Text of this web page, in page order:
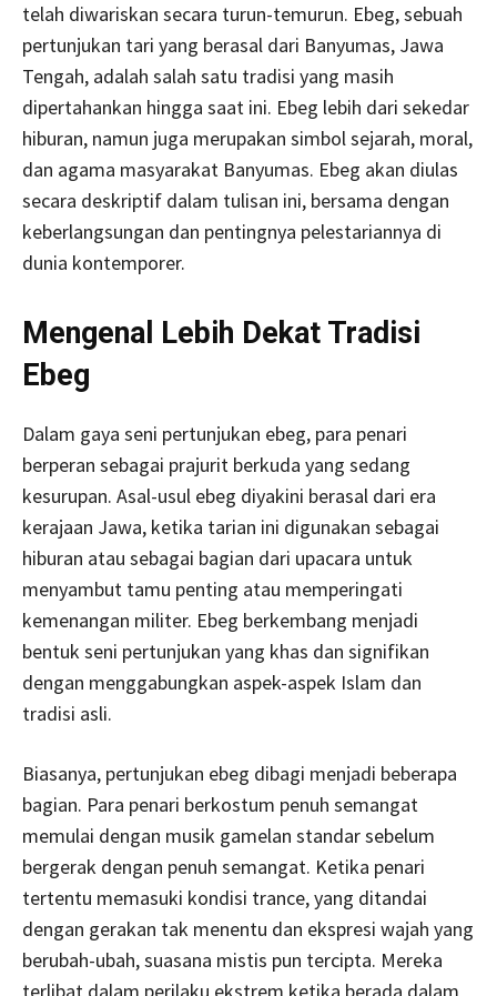
telah diwariskan secara turun-temurun. Ebeg, sebuah
pertunjukan tari yang berasal dari Banyumas, Jawa
Tengah, adalah salah satu tradisi yang masih
dipertahankan hingga saat ini. Ebeg lebih dari sekedar
hiburan, namun juga merupakan simbol sejarah, moral,
dan agama masyarakat Banyumas. Ebeg akan diulas
secara deskriptif dalam tulisan ini, bersama dengan
keberlangsungan dan pentingnya pelestariannya di
dunia kontemporer.
Mengenal Lebih Dekat Tradisi
Ebeg
Dalam gaya seni pertunjukan ebeg, para penari
berperan sebagai prajurit berkuda yang sedang
kesurupan. Asal-usul ebeg diyakini berasal dari era
kerajaan Jawa, ketika tarian ini digunakan sebagai
hiburan atau sebagai bagian dari upacara untuk
menyambut tamu penting atau memperingati
kemenangan militer. Ebeg berkembang menjadi
bentuk seni pertunjukan yang khas dan signifikan
dengan menggabungkan aspek-aspek Islam dan
tradisi asli.
Biasanya, pertunjukan ebeg dibagi menjadi beberapa
bagian. Para penari berkostum penuh semangat
memulai dengan musik gamelan standar sebelum
bergerak dengan penuh semangat. Ketika penari
tertentu memasuki kondisi trance, yang ditandai
dengan gerakan tak menentu dan ekspresi wajah yang
berubah-ubah, suasana mistis pun tercipta. Mereka